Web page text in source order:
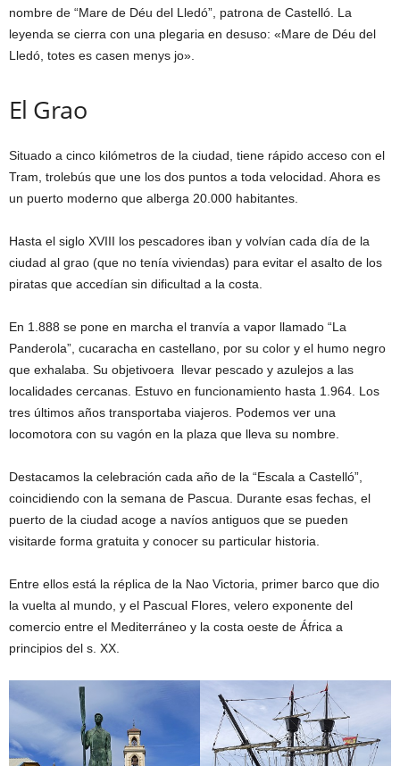
nombre de “Mare de Déu del Lledó”, patrona de Castelló. La
leyenda se cierra con una plegaria en desuso: «Mare de Déu del
Lledó, totes es casen menys jo».
El Grao
Situado a cinco kilómetros de la ciudad, tiene rápido acceso con el
Tram, trolebús que une los dos puntos a toda velocidad. Ahora es
un puerto moderno que alberga 20.000 habitantes.
Hasta el siglo XVIII los pescadores iban y volvían cada día de la
ciudad al grao (que no tenía viviendas) para evitar el asalto de los
piratas que accedían sin dificultad a la costa.
En 1.888 se pone en marcha el tranvía a vapor llamado “La
Panderola”, cucaracha en castellano, por su color y el humo negro
que exhalaba. Su objetivoera llevar pescado y azulejos a las
localidades cercanas. Estuvo en funcionamiento hasta 1.964. Los
tres últimos años transportaba viajeros. Podemos ver una
locomotora con su vagón en la plaza que lleva su nombre.
Destacamos la celebración cada año de la “Escala a Castelló”,
coincidiendo con la semana de Pascua. Durante esas fechas, el
puerto de la ciudad acoge a navíos antiguos que se pueden
visitarde forma gratuita y conocer su particular historia.
Entre ellos está la réplica de la Nao Victoria, primer barco que dio
la vuelta al mundo, y el Pascual Flores, velero exponente del
comercio entre el Mediterráneo y la costa oeste de África a
principios del s. XX.